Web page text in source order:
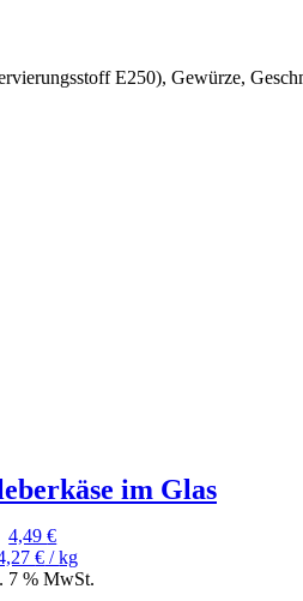
E250), Gewürze,
im Glas
4,49€
€ /kg
7 % MwSt.